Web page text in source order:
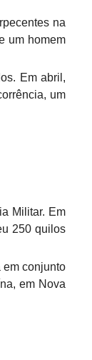
na
um homem
Em abril,
um
Militar. Em
250 quilos
em conjunto
em Nova